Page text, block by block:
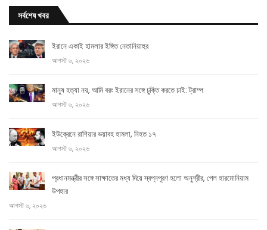
সর্বশেষ খবর
ইরানে একাই হামলার ইঙ্গিত নেতানিয়াহুর
আগস্ট ৬, ২০২৬
মানুষ হত্যা নয়, আমি বরং ইরানের সঙ্গে চুক্তি করতে চাই: ট্রাম্প
আগস্ট ৬, ২০২৬
ইউক্রেনে রাশিয়ার ভয়াবহ হামলা, নিহত ১৭
আগস্ট ৬, ২০২৬
প্রধানমন্ত্রীর সঙ্গে সাক্ষাতের মধ্য দিয়ে স্বপ্নপূরণ হলো অনুশ্রীর, পেল হারমোনিয়াম
উপহার
আগস্ট ৬, ২০২৬